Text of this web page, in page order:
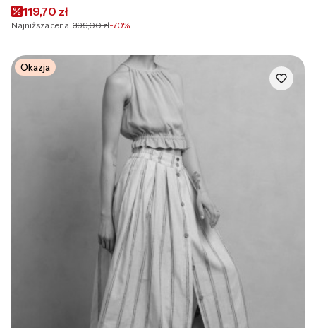
Cena promocyjna
119,70 zł
Najniższa cena: 399,00 zł-70%
Okazja